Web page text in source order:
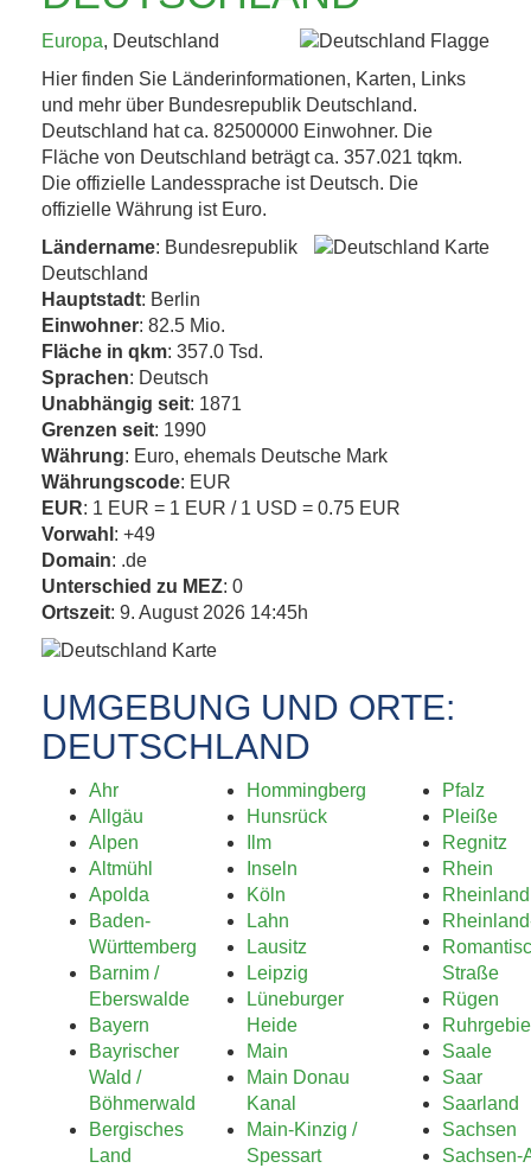
KAFFEEHAUSKULTUR,
K.U.K.-ERBE UND
TRÜFFEL 4. BIS 8....
Jetzt entdecken!
Europa, Deutschland
Hier finden Sie Länderinformationen, Karten, Links
und mehr über Bundesrepublik Deutschland.
Deutschland hat ca. 82500000 Einwohner. Die
Fläche von Deutschland beträgt ca. 357.021 tqkm.
Die offizielle Landessprache ist Deutsch. Die
offizielle Währung ist Euro.
Ländername: Bundesrepublik
Deutschland
Hauptstadt: Berlin
Einwohner: 82.5 Mio.
Fläche in qkm: 357.0 Tsd.
Sprachen: Deutsch
Unabhängig seit: 1871
Grenzen seit: 1990
Währung: Euro, ehemals Deutsche Mark
Währungscode: EUR
EUR: 1 EUR = 1 EUR / 1 USD = 0.75 EUR
Vorwahl : +49
Domain: .de
Unterschied zu MEZ: 0
Ortszeit: 9. August 2026 14:45h
UMGEBUNG UND ORTE:
DEUTSCHLAND
Ahr
Allgäu
Alpen
Altmühl
Apolda
Baden-
Württemberg
Barnim /
Eberswalde
Bayern
Bayrischer
Wald /
Böhmerwald
Bergisches
Land
Hommingberg
Hunsrück
Ilm
Inseln
Köln
Lahn
Lausitz
Leipzig
Lüneburger
Heide
Main
Main Donau
Kanal
Main-Kinzig /
Spessart
Pfalz
Pleiße
Regnitz
Rhein
Rheinland
Straße
Rügen
Saale
Saar
Saarland
Sachsen
Sachsen-